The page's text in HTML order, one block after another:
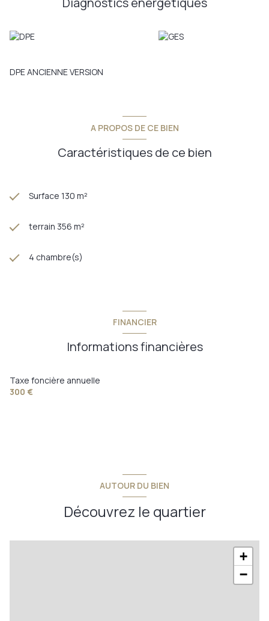
DPE ANCIENNE VERSION
A PROPOS DE CE BIEN
Caractéristiques de ce bien
Surface 130 m²
terrain 356 m²
4 chambre(s)
FINANCIER
Informations financières
Taxe foncière annuelle
300 €
AUTOUR DU BIEN
Découvrez le quartier
+
−